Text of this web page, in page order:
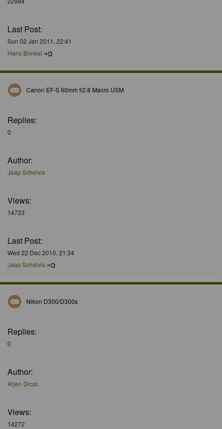
Last Post:
Sun 02 Jan 2011, 22:41
Hans Brinkel
Canon EF-S 60mm f/2.8 Macro USM
Replies:
0
Author:
Jaap Schelvis
Views:
14723
Last Post:
Wed 22 Dec 2010, 21:34
Jaap Schelvis
Nikon D300/D300s
Replies:
0
Author:
Arjen Drost
Views:
14272